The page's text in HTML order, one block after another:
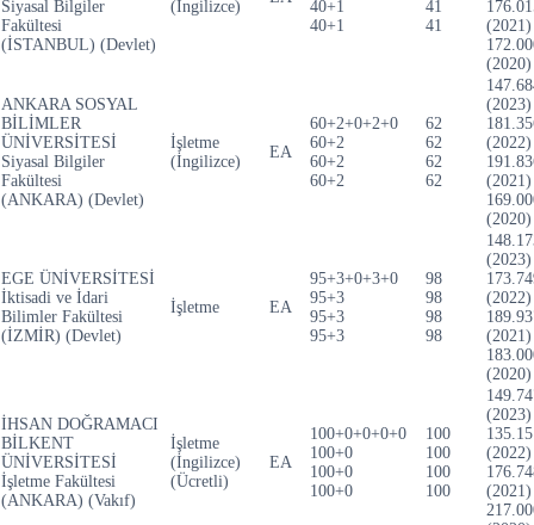
Siyasal Bilgiler
Fakültesi
(İSTANBUL) (Devlet)
(İngilizce)
40+1
40+1
41
41
(2021)
(2020)
ANKARA SOSYAL
BİLİMLER
ÜNİVERSİTESİ
Siyasal Bilgiler
Fakültesi
(ANKARA) (Devlet)
İşletme
(İngilizce)
EA
60+2+0+2+0
60+2
60+2
60+2
62
62
62
62
(2023)
(2022)
(2021)
(2020)
EGE ÜNİVERSİTESİ
İktisadi ve İdari
Bilimler Fakültesi
(İZMİR) (Devlet)
İşletme EA
95+3+0+3+0
95+3
95+3
95+3
98
98
98
98
(2023)
(2022)
(2021)
(2020)
İHSAN DOĞRAMACI
BİLKENT
ÜNİVERSİTESİ
İşletme Fakültesi
(ANKARA) (Vakıf)
İşletme
(İngilizce)
(Ücretli)
EA
100+0+0+0+0
100+0
100+0
100+0
100
100
100
100
(2023)
(2022)
(2021)